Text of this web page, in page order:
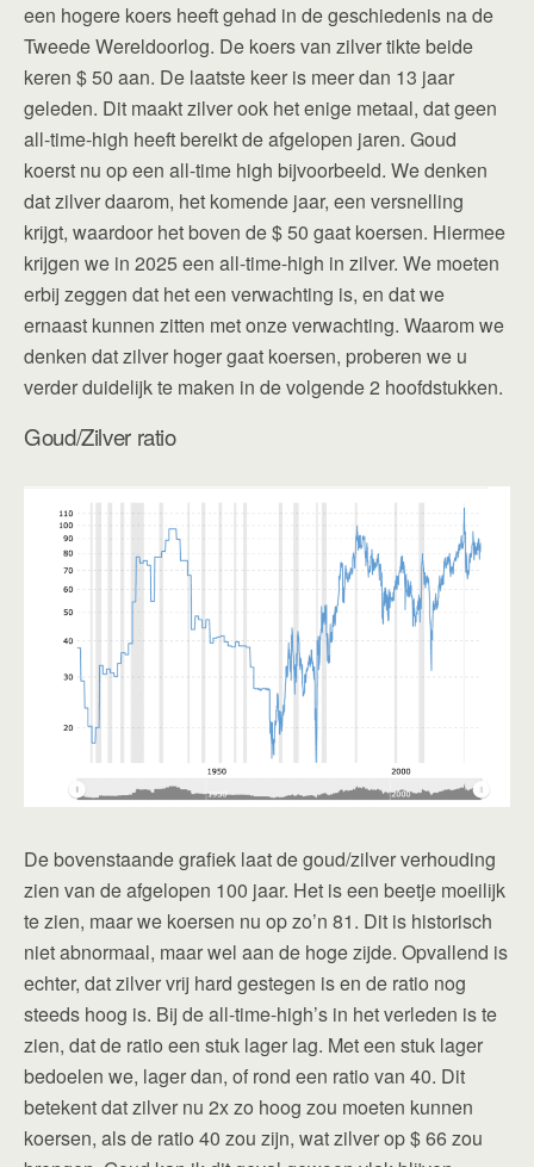
een hogere koers heeft gehad in de geschiedenis na de
Tweede Wereldoorlog. De koers van zilver tikte beide
keren $ 50 aan. De laatste keer is meer dan 13 jaar
geleden. Dit maakt zilver ook het enige metaal, dat geen
all-time-high heeft bereikt de afgelopen jaren. Goud
koerst nu op een all-time high bijvoorbeeld. We denken
dat zilver daarom, het komende jaar, een versnelling
krijgt, waardoor het boven de $ 50 gaat koersen. Hiermee
krijgen we in 2025 een all-time-high in zilver. We moeten
erbij zeggen dat het een verwachting is, en dat we
ernaast kunnen zitten met onze verwachting. Waarom we
denken dat zilver hoger gaat koersen, proberen we u
verder duidelijk te maken in de volgende 2 hoofdstukken.
Goud/Zilver ratio
De bovenstaande grafiek laat de goud/zilver verhouding
zien van de afgelopen 100 jaar. Het is een beetje moeilijk
te zien, maar we koersen nu op zo’n 81. Dit is historisch
niet abnormaal, maar wel aan de hoge zijde. Opvallend is
echter, dat zilver vrij hard gestegen is en de ratio nog
steeds hoog is. Bij de all-time-high’s in het verleden is te
zien, dat de ratio een stuk lager lag. Met een stuk lager
bedoelen we, lager dan, of rond een ratio van 40. Dit
betekent dat zilver nu 2x zo hoog zou moeten kunnen
koersen, als de ratio 40 zou zijn, wat zilver op $ 66 zou